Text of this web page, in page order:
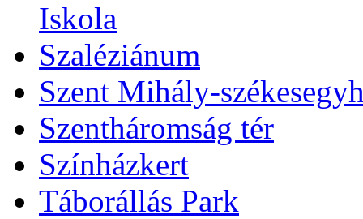
Iskola
Szaléziánum
Szent Mihály-
Szentháromság tér
Színházkert
Táborállás Park